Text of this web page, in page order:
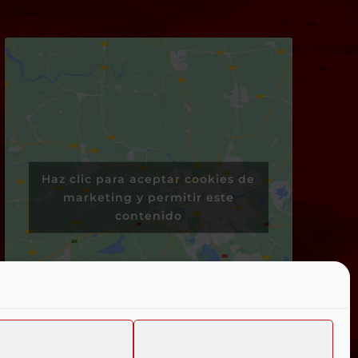
Haz clic para aceptar cookies de
marketing y permitir este
contenido